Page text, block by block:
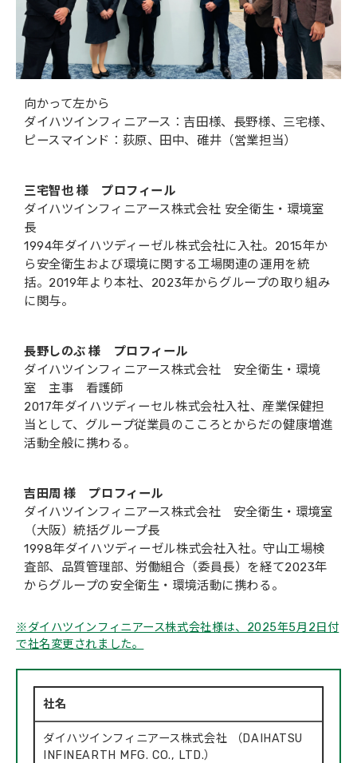
向かって左から
ダイハツインフィニアース：吉田様、長野様、三宅様、
ピースマインド：荻原、田中、碓井（営業担当）
三宅智也 様 プロフィール
ダイハツインフィニアース株式会社 安全衛生・環境室
長
1994年ダイハツディーゼル株式会社に入社。2015年か
ら安全衛生および環境に関する工場関連の運用を統
括。2019年より本社、2023年からグループの取り組み
に関与。
長野しのぶ 様 プロフィール
ダイハツインフィニアース株式会社 安全衛生・環境
室 主事 看護師
2017年ダイハツディーセル株式会社入社、産業保健担
当として、グループ従業員のこころとからだの健康増進
活動全般に携わる。
吉田周 様 プロフィール
ダイハツインフィニアース株式会社 安全衛生・環境室
（大阪）統括グループ長
1998年ダイハツディーゼル株式会社入社。守山工場検
査部、品質管理部、労働組合（委員長）を経て2023年
からグループの安全衛生・環境活動に携わる。
※ダイハツインフィニアース株式会社様は、2025年5月2日付
で社名変更されました。
社名
ダイハツインフィニアース株式会社 （DAIHATSU
INFINEARTH MFG. CO., LTD.）